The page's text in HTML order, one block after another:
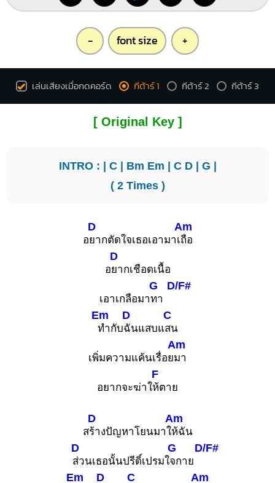
- font size +
เล่นเสียงเมื่อกดคอร์ด กีต้าร์ 1 กีต้าร์ 2 กีต้าร์ 3
[ Original Key ]
INTRO : | C| Bm Em | C D| G |
( 2 Times )
อ
D
ยากตัดใจเธอเอามาเ
Am
ถือ
อ
D
ยากเชือดเนื้อ
เอาเกลือมา
G
ทา
D/F#
Em
ทำกับ
D
ฉันแสบแ
C
สน
เพิ่มความแค้นเรื่อย
Am
มา
อยากจะฆ่าใ
F
ห้ตาย
ส
D
ร้างปัญหาโยนมาใ
Am
ห้ฉัน
D
ส่วนเธอนั้นปรีดิ์เปรมใ
G
จกาย
D/F#
Em D C Am